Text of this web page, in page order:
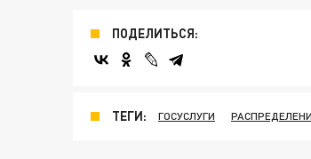
ПОДЕЛИТЬСЯ:
ТЕГИ: ГОСУСЛУГИ